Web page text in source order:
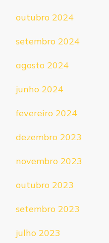
outubro 2024
setembro 2024
agosto 2024
junho 2024
fevereiro 2024
dezembro 2023
novembro 2023
outubro 2023
setembro 2023
julho 2023